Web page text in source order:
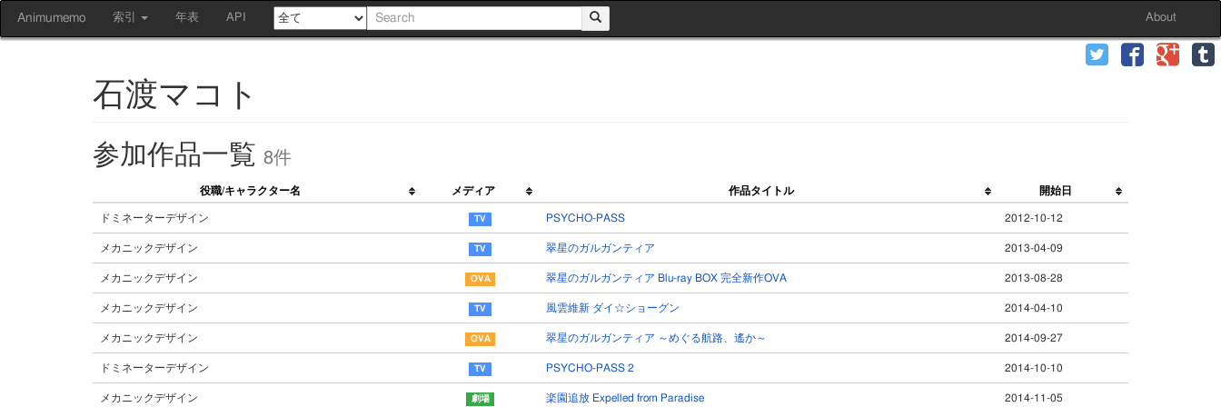
Animumemo 索引 年表 API About
石渡マコト
参加作品一覧 8件
役職/キャラクター名 メディア 作品タイトル 開始日
ドミネーターデザイン PSYCHO-PASS 2012-10-12
メカニックデザイン 翠星のガルガンティア 2013-04-09
メカニックデザイン 翠星のガルガンティア Blu-ray BOX 完全新作OVA 2013-08-28
メカニックデザイン 風雲維新 ダイ☆ショーグン 2014-04-10
メカニックデザイン 翠星のガルガンティア ～めぐる航路、遙か～ 2014-09-27
ドミネーターデザイン PSYCHO-PASS 2 2014-10-10
メカニックデザイン 楽園追放 Expelled from Paradise 2014-11-05